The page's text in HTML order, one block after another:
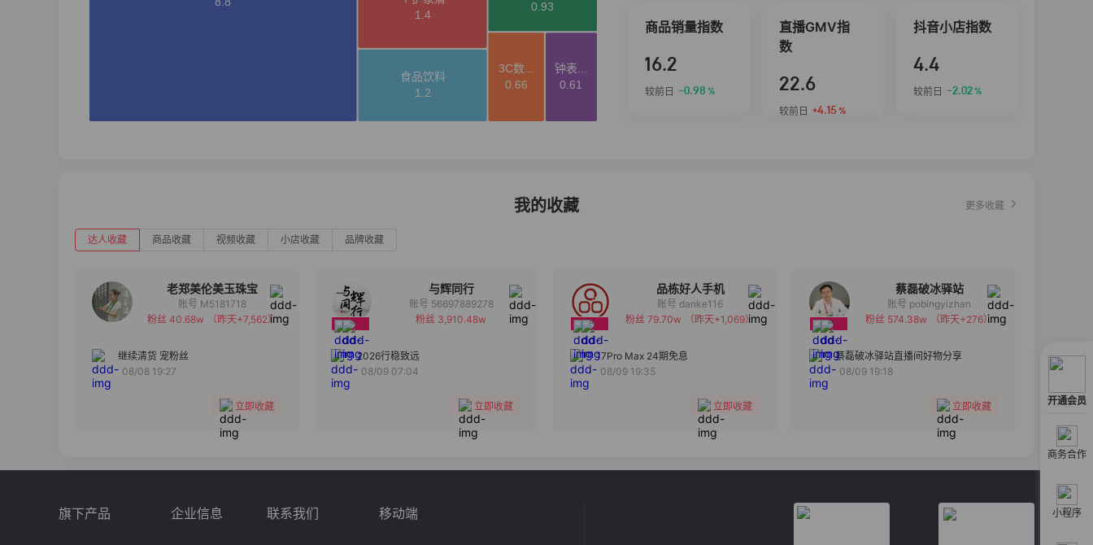
开通会员
商务合作
小程序
商品销量指数
16.2
较前日 -0.98 %
直播GMV指
数
22.6
较前日 +4.15 %
抖音小店指数
4.4
较前日 -2.02%
我的收藏 更多收藏
达人收藏 商品收藏 视频收藏 小店收藏 品牌收藏
老郑美伦美玉珠宝
备注
账号 M5181718
粉丝 40.68w
（昨天+7,562）
继续清货 宠粉丝
08/08 19:27
立即收藏
与辉同行
备注
账号 56697889278
粉丝 3,910.48w
2026行稳致远
08/09 07:04
立即收藏
品栋好人手机
备注
分组
账号 danke116
粉丝 79.70w
（昨天+1,069）
17Pro Max 24期免息
08/09 19:35
立即收藏
蔡磊破冰驿站
备注
分组
账号 pobingyizhan
粉丝 574.38w
（昨天+276）
蔡磊破冰驿站直播间好物分享
08/09 19:18
立即收藏
旗下产品 企业信息 联系我们 移动端